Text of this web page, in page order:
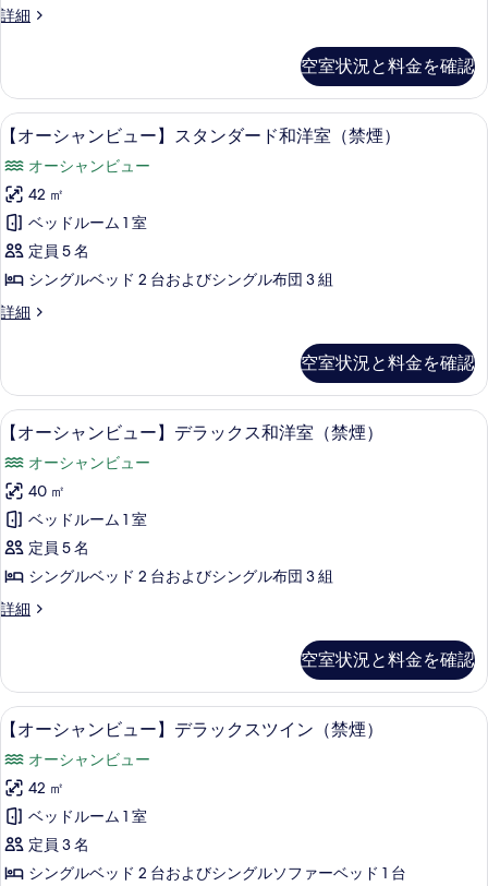
ツ
（禁
煙）
の
す
べ
て
の
真
表
示
す
る
ツ
煙）
の
詳
細
ュ
ス
タ
ン
ダ
ー
ド
フ
ォ
ー
煙）
の
す
べ
て
の
写
を
示
す
る
詳細
【オ
ン
ビ
ュ
ス
タ
ン
ダ
ー
ド
フ
ォ
煙）
の
詳
細
空室状況と料金を確認
【オ
シ
ャ
ン
ビ
ー】
タ
ン
ダ
ー
ド
和
洋
室
（禁
す
べ
て
の
写
真
を
【オーシャンビュー】スタンダード
3
【オーシャンビュー】スタンダード和洋室（禁煙）
オーシャンビュー
42 ㎡
ベッドルーム 1 室
定員 5 名
シングルベッド 2 台およびシングル布団 3 組
詳細
【オ
ン
ビ
ュ
ス
タ
ン
ダ
ー
ド
和
洋
の
詳
細
空室状況と料金を確認
【オ
シ
ャ
ン
ビ
ー】
ラ
ッ
ク
ス
和
洋
室
（禁
【オーシャンビュー】デラックス和
3
【オーシャンビュー】デラックス和洋室（禁煙）
オーシャンビュー
40 ㎡
ベッドルーム 1 室
定員 5 名
シングルベッド 2 台およびシングル布団 3 組
詳細
【オ
ン
ビ
ュ
デ
ラ
ッ
ク
ス
和
空室状況と料金を確認
【オ
シ
ャ
ン
ビ
【オーシャンビュー】デラックスツ
4
【オーシャンビュー】デラックスツイン（禁煙）
オーシャンビュー
42 ㎡
ベッドルーム 1 室
定員 3 名
シングルベッド 2 台およびシングルソファーベッド 1 台